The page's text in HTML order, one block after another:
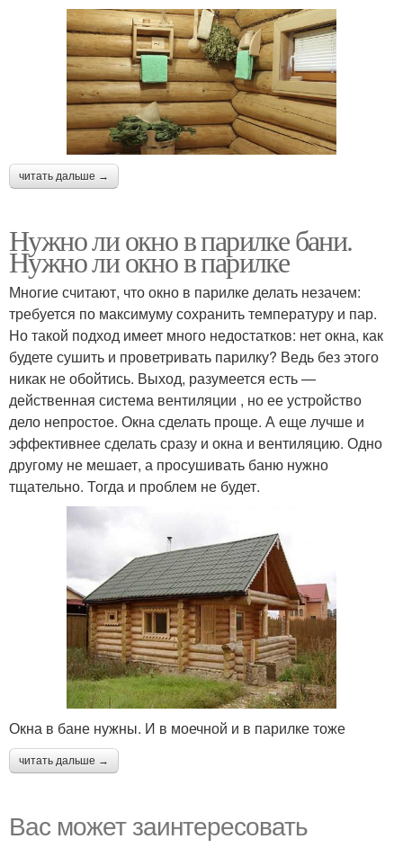
читать дальше →
Нужно ли окно в парилке бани.
Нужно ли окно в парилке
Многие считают, что окно в парилке делать незачем:
требуется по максимуму сохранить температуру и пар.
Но такой подход имеет много недостатков: нет окна, как
будете сушить и проветривать парилку? Ведь без этого
никак не обойтись. Выход, разумеется есть —
действенная система вентиляции , но ее устройство
дело непростое. Окна сделать проще. А еще лучше и
эффективнее сделать сразу и окна и вентиляцию. Одно
другому не мешает, а просушивать баню нужно
тщательно. Тогда и проблем не будет.
Окна в бане нужны. И в моечной и в парилке тоже
читать дальше →
Вас может заинтересовать